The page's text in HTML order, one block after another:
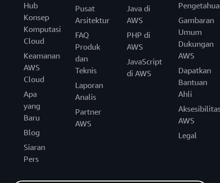
Hub
Konsep
Komputasi
Cloud
Keamanan
AWS
Cloud
Apa
yang
Baru
Blog
Siaran
Pers
Pusat
Arsitektur
FAQ
Produk
dan
Teknis
Laporan
Analis
Partner
AWS
Java di
AWS
PHP di
AWS
JavaScript
di AWS
Gambaran
Umum
Dukungan
AWS
Dapatkan
Bantuan
Ahli
AWS
Legal